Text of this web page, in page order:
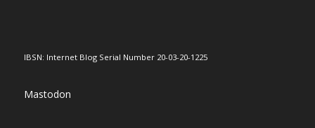
IBSN: Internet Blog Serial Number 20-03-20-1225
Mastodon